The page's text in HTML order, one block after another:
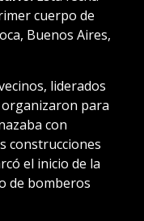
cuerpo de
Buenos Aires,
liderados
para
con
construcciones
el inicio de la
de bomberos